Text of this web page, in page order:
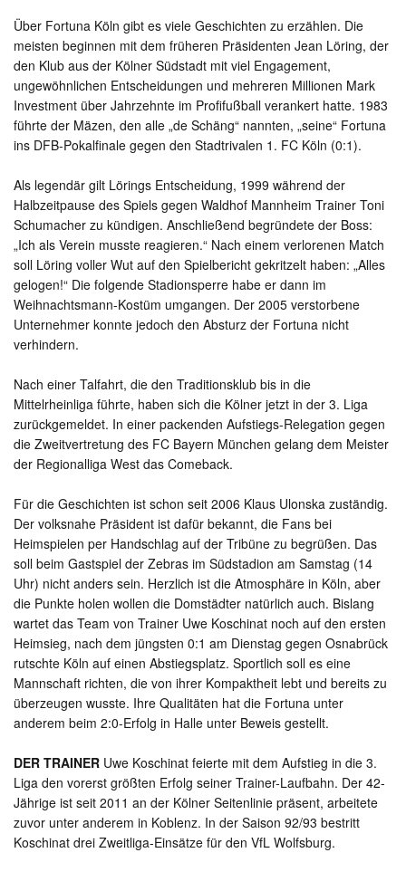
Über Fortuna Köln gibt es viele Geschichten zu erzählen. Die
meisten beginnen mit dem früheren Präsidenten Jean Löring, der
den Klub aus der Kölner Südstadt mit viel Engagement,
ungewöhnlichen Entscheidungen und mehreren Millionen Mark
Investment über Jahrzehnte im Profifußball verankert hatte. 1983
führte der Mäzen, den alle „de Schäng“ nannten, „seine“ Fortuna
ins DFB-Pokalfinale gegen den Stadtrivalen 1. FC Köln (0:1).
Als legendär gilt Lörings Entscheidung, 1999 während der
Halbzeitpause des Spiels gegen Waldhof Mannheim Trainer Toni
Schumacher zu kündigen. Anschließend begründete der Boss:
„Ich als Verein musste reagieren.“ Nach einem verlorenen Match
soll Löring voller Wut auf den Spielbericht gekritzelt haben: „Alles
gelogen!“ Die folgende Stadionsperre habe er dann im
Weihnachtsmann-Kostüm umgangen. Der 2005 verstorbene
Unternehmer konnte jedoch den Absturz der Fortuna nicht
verhindern.
Nach einer Talfahrt, die den Traditionsklub bis in die
Mittelrheinliga führte, haben sich die Kölner jetzt in der 3. Liga
zurückgemeldet. In einer packenden Aufstiegs-Relegation gegen
die Zweitvertretung des FC Bayern München gelang dem Meister
der Regionalliga West das Comeback.
Für die Geschichten ist schon seit 2006 Klaus Ulonska zuständig.
Der volksnahe Präsident ist dafür bekannt, die Fans bei
Heimspielen per Handschlag auf der Tribüne zu begrüßen. Das
soll beim Gastspiel der Zebras im Südstadion am Samstag (14
Uhr) nicht anders sein. Herzlich ist die Atmosphäre in Köln, aber
die Punkte holen wollen die Domstädter natürlich auch. Bislang
wartet das Team von Trainer Uwe Koschinat noch auf den ersten
Heimsieg, nach dem jüngsten 0:1 am Dienstag gegen Osnabrück
rutschte Köln auf einen Abstiegsplatz. Sportlich soll es eine
Mannschaft richten, die von ihrer Kompaktheit lebt und bereits zu
überzeugen wusste. Ihre Qualitäten hat die Fortuna unter
anderem beim 2:0-Erfolg in Halle unter Beweis gestellt.
DER TRAINER Uwe Koschinat feierte mit dem Aufstieg in die 3.
Liga den vorerst größten Erfolg seiner Trainer-Laufbahn. Der 42-
Jährige ist seit 2011 an der Kölner Seitenlinie präsent, arbeitete
zuvor unter anderem in Koblenz. In der Saison 92/93 bestritt
Koschinat drei Zweitliga-Einsätze für den VfL Wolfsburg.